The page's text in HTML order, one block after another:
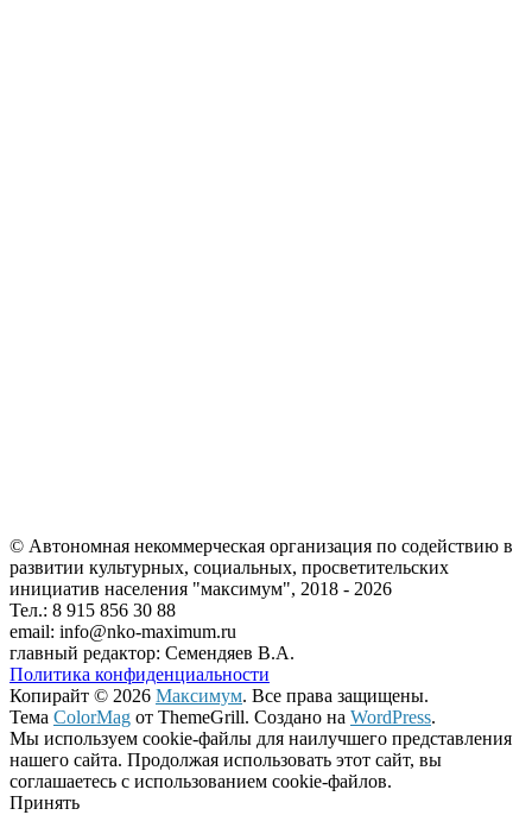
© Автономная некоммерческая организация по содействию в
развитии культурных, социальных, просветительских
инициатив населения "максимум", 2018 - 2026
Тел.: 8 915 856 30 88
email: info@nko-maximum.ru
главный редактор: Семендяев В.А.
Политика конфиденциальности
Копирайт © 2026 Максимум. Все права защищены.
Тема ColorMag от ThemeGrill. Создано на WordPress.
Мы используем cookie-файлы для наилучшего представления
нашего сайта. Продолжая использовать этот сайт, вы
соглашаетесь с использованием cookie-файлов.
Принять